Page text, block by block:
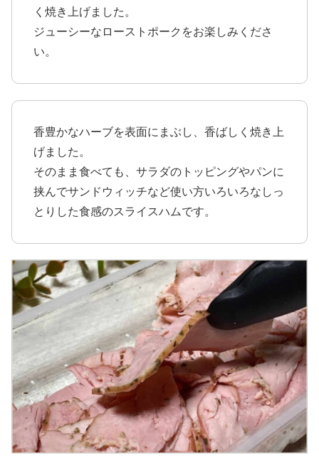
く焼き上げました。
ジューシーなローストポークをお楽しみくださ
い。
香豊かなハーブを表面にまぶし、香ばしく焼き上
げました。
そのまま食べても、サラダのトッピングやパンに
挟んでサンドウィッチなど使い方いろいろなしっ
とりした食感のスライスハムです。